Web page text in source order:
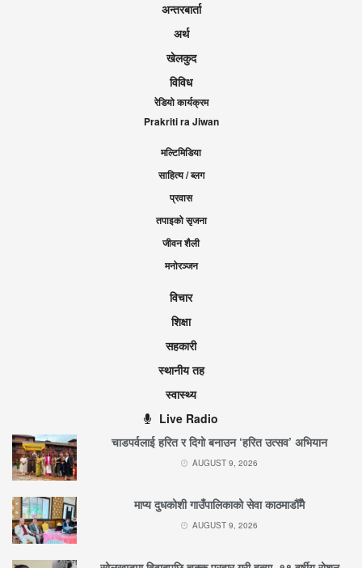
अन्तरबार्ता
अर्थ
खेलकुद
विविध
रेडियो कार्यक्रम
Prakriti ra Jiwan
मल्टिमिडिया
साहित्य / ब्लग
प्रवास
तपाइको सृजना
जीवन शैली
मनोरञ्जन
विचार
शिक्षा
सहकारी
स्थानीय तह
स्वास्थ्य
Live Radio
चाडपर्वलाई हरित र दिगो बनाउन ‘हरित उत्सव’ अभियान
AUGUST 9, 2026
माप्य दुधकोशी गाउँपालिकाको सेवा काठमाडौँमै
AUGUST 9, 2026